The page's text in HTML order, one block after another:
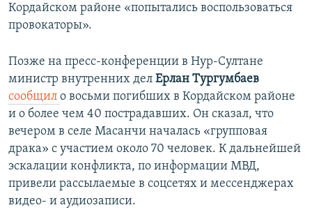
Кордайском районе «попытались воспользоваться
провокаторы».
Позже на пресс-конференции в Нур-Султане
министр внутренних дел Ерлан Тургумбаев
сообщил о восьми погибших в Кордайском районе
и о более чем 40 пострадавших. Он сказал, что
вечером в селе Масанчи началась «групповая
драка» с участием около 70 человек. К дальнейшей
эскалации конфликта, по информации МВД,
привели рассылаемые в соцсетях и мессенджерах
видео- и аудиозаписи.